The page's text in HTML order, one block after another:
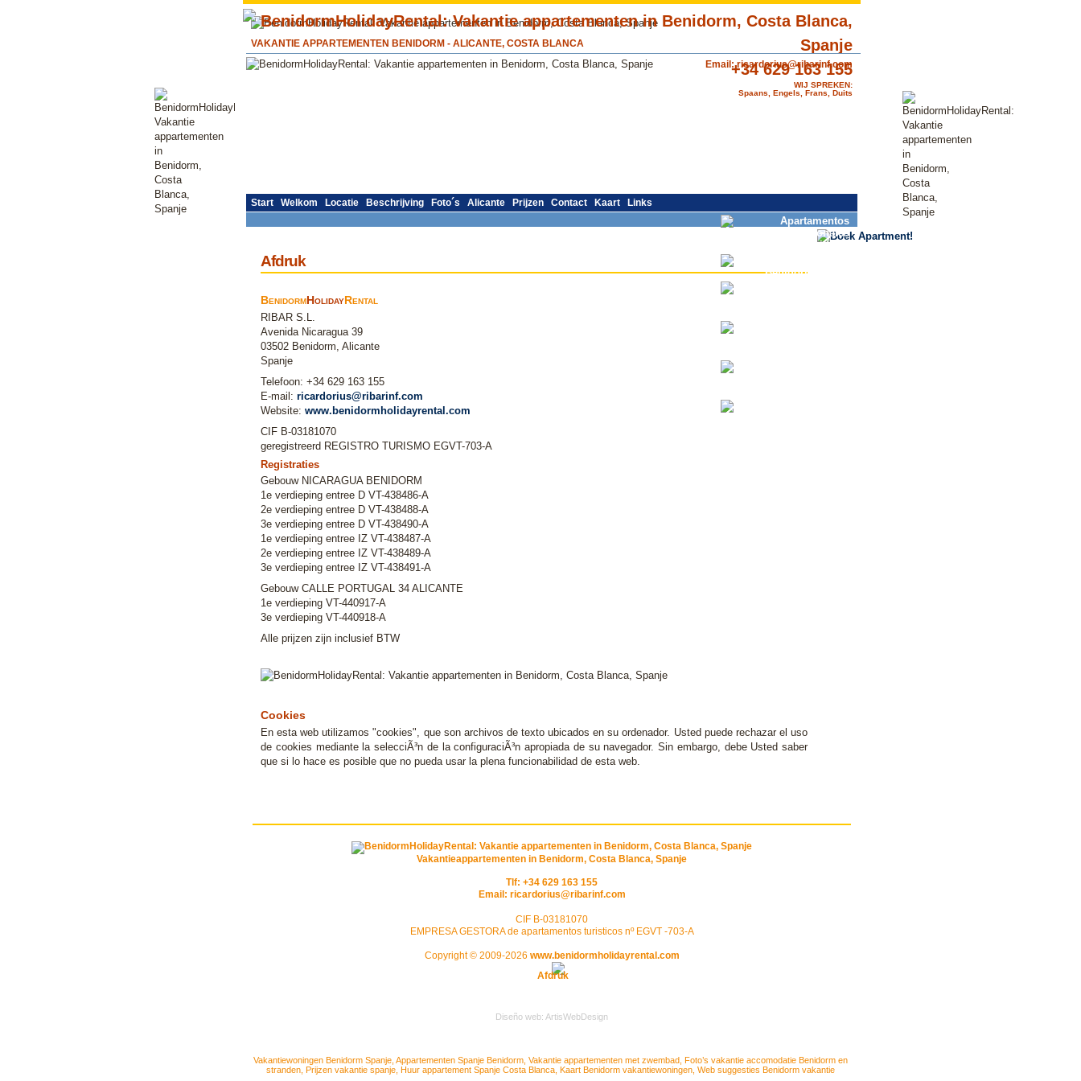
VAKANTIE APPARTEMENTEN BENIDORM - ALICANTE, COSTA BLANCA
+34 629 163 155
WIJ SPREKEN:
Spaans, Engels, Frans, Duits
Afdruk
BenidormHolidayRental
RIBAR S.L.
Avenida Nicaragua 39
03502 Benidorm, Alicante
Spanje
Telefoon: +34 629 163 155
E-mail: ricardorius@ribarinf.com
Website: www.benidormholidayrental.com
CIF B-03181070
geregistreerd REGISTRO TURISMO EGVT-703-A
Registraties
Gebouw NICARAGUA BENIDORM
1e verdieping entree D VT-438486-A
2e verdieping entree D VT-438488-A
3e verdieping entree D VT-438490-A
1e verdieping entree IZ VT-438487-A
2e verdieping entree IZ VT-438489-A
3e verdieping entree IZ VT-438491-A
Gebouw CALLE PORTUGAL 34 ALICANTE
1e verdieping VT-440917-A
3e verdieping VT-440918-A
Alle prijzen zijn inclusief BTW
Cookies
En esta web utilizamos "cookies", que son archivos de texto ubicados en su ordenador. Usted puede rechazar el uso
de cookies mediante la selecciÃ³n de la configuraciÃ³n apropiada de su navegador. Sin embargo, debe Usted saber
que si lo hace es posible que no pueda usar la plena funcionabilidad de esta web.
Start Welkom Locatie Beschrijving Foto´s Alicante Prijzen Contact Kaart Links
Email:ricardorius@ribarinf.com
Vakantieappartementen in Benidorm, Costa Blanca, Spanje
Tlf: +34 629 163 155
Email: ricardorius@ribarinf.com
CIF B-03181070
EMPRESA GESTORA de apartamentos turisticos nº EGVT -703-A
Copyright © 2009-2026 www.benidormholidayrental.com
Afdruk
Diseño web: ArtisWebDesign
Vakantiewoningen Benidorm Spanje, Appartementen Spanje Benidorm, Vakantie appartementen met zwembad
Foto’s vakantie accomodatie Benidorm en
stranden, Prijzen vakantie spanje, Huur appartement Spanje Costa Blanca, Kaart Benidorm vakantiewoningen, Web suggesties Benidorm vakantie